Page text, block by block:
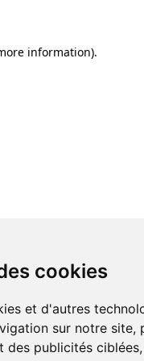
cookies
et d'autres
sur notre site,
des publicités
information).